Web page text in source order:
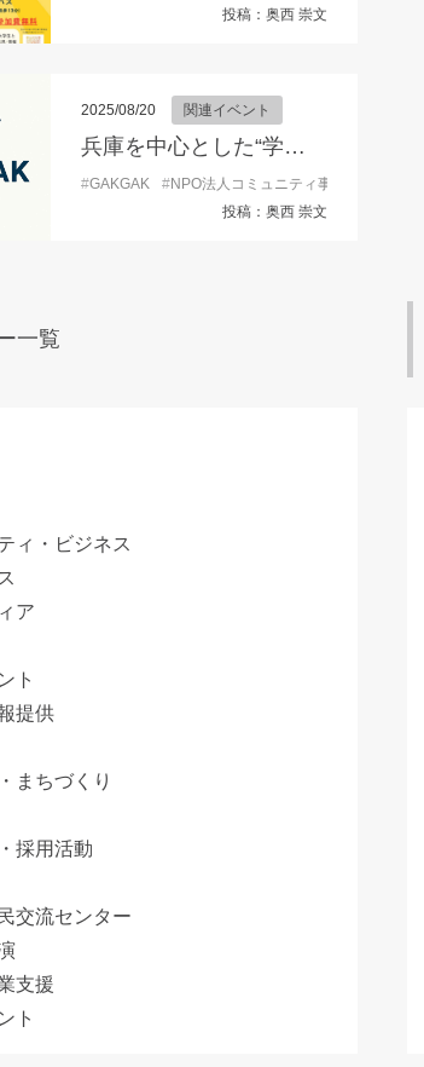
投稿：奥西 崇文
2025/08/20 関連イベント
兵庫を中心とした“学生向け”学外活動情報を発信するSNSアカウント『GAKGAK 』開設！
#GAKGAK #NPO法人コミュニティ事業支援ネット
投稿：奥西 崇文
一覧
ィ・ビジネス
ア
ト
提供
まちづくり
採用活動
交流センター
支援
ト